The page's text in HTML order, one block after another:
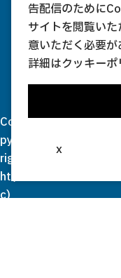
Co
py
rig
ht(
c)
告配信のために
サイトを閲覧い
意いただく必要が
詳細はクッキー
x